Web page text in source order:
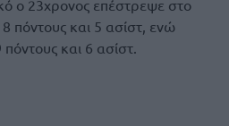
ο 23χρονος επέστρεψε στο
πόντους και 5 ασίστ, ενώ
και 6 ασίστ.